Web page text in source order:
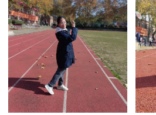
七（1）班李... +more 七